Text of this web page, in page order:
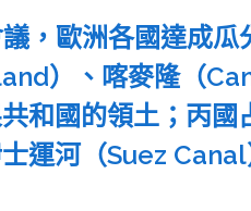
，歐洲各國達成瓜
）、喀麥隆（
和國的領土；丙國
運河（Suez